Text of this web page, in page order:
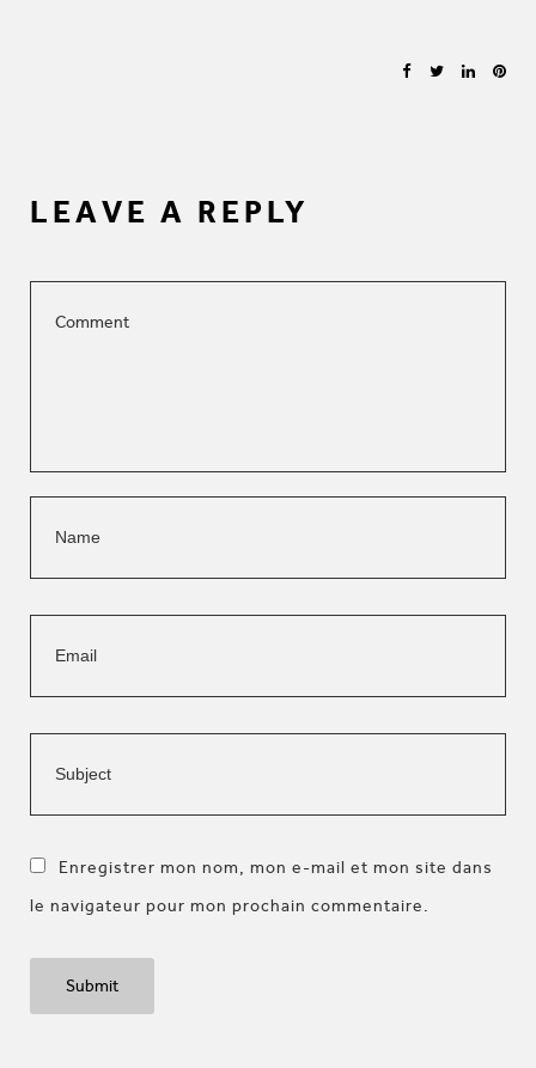
LEAVE A REPLY
Enregistrer mon nom, mon e-mail et mon site dans
le navigateur pour mon prochain commentaire.